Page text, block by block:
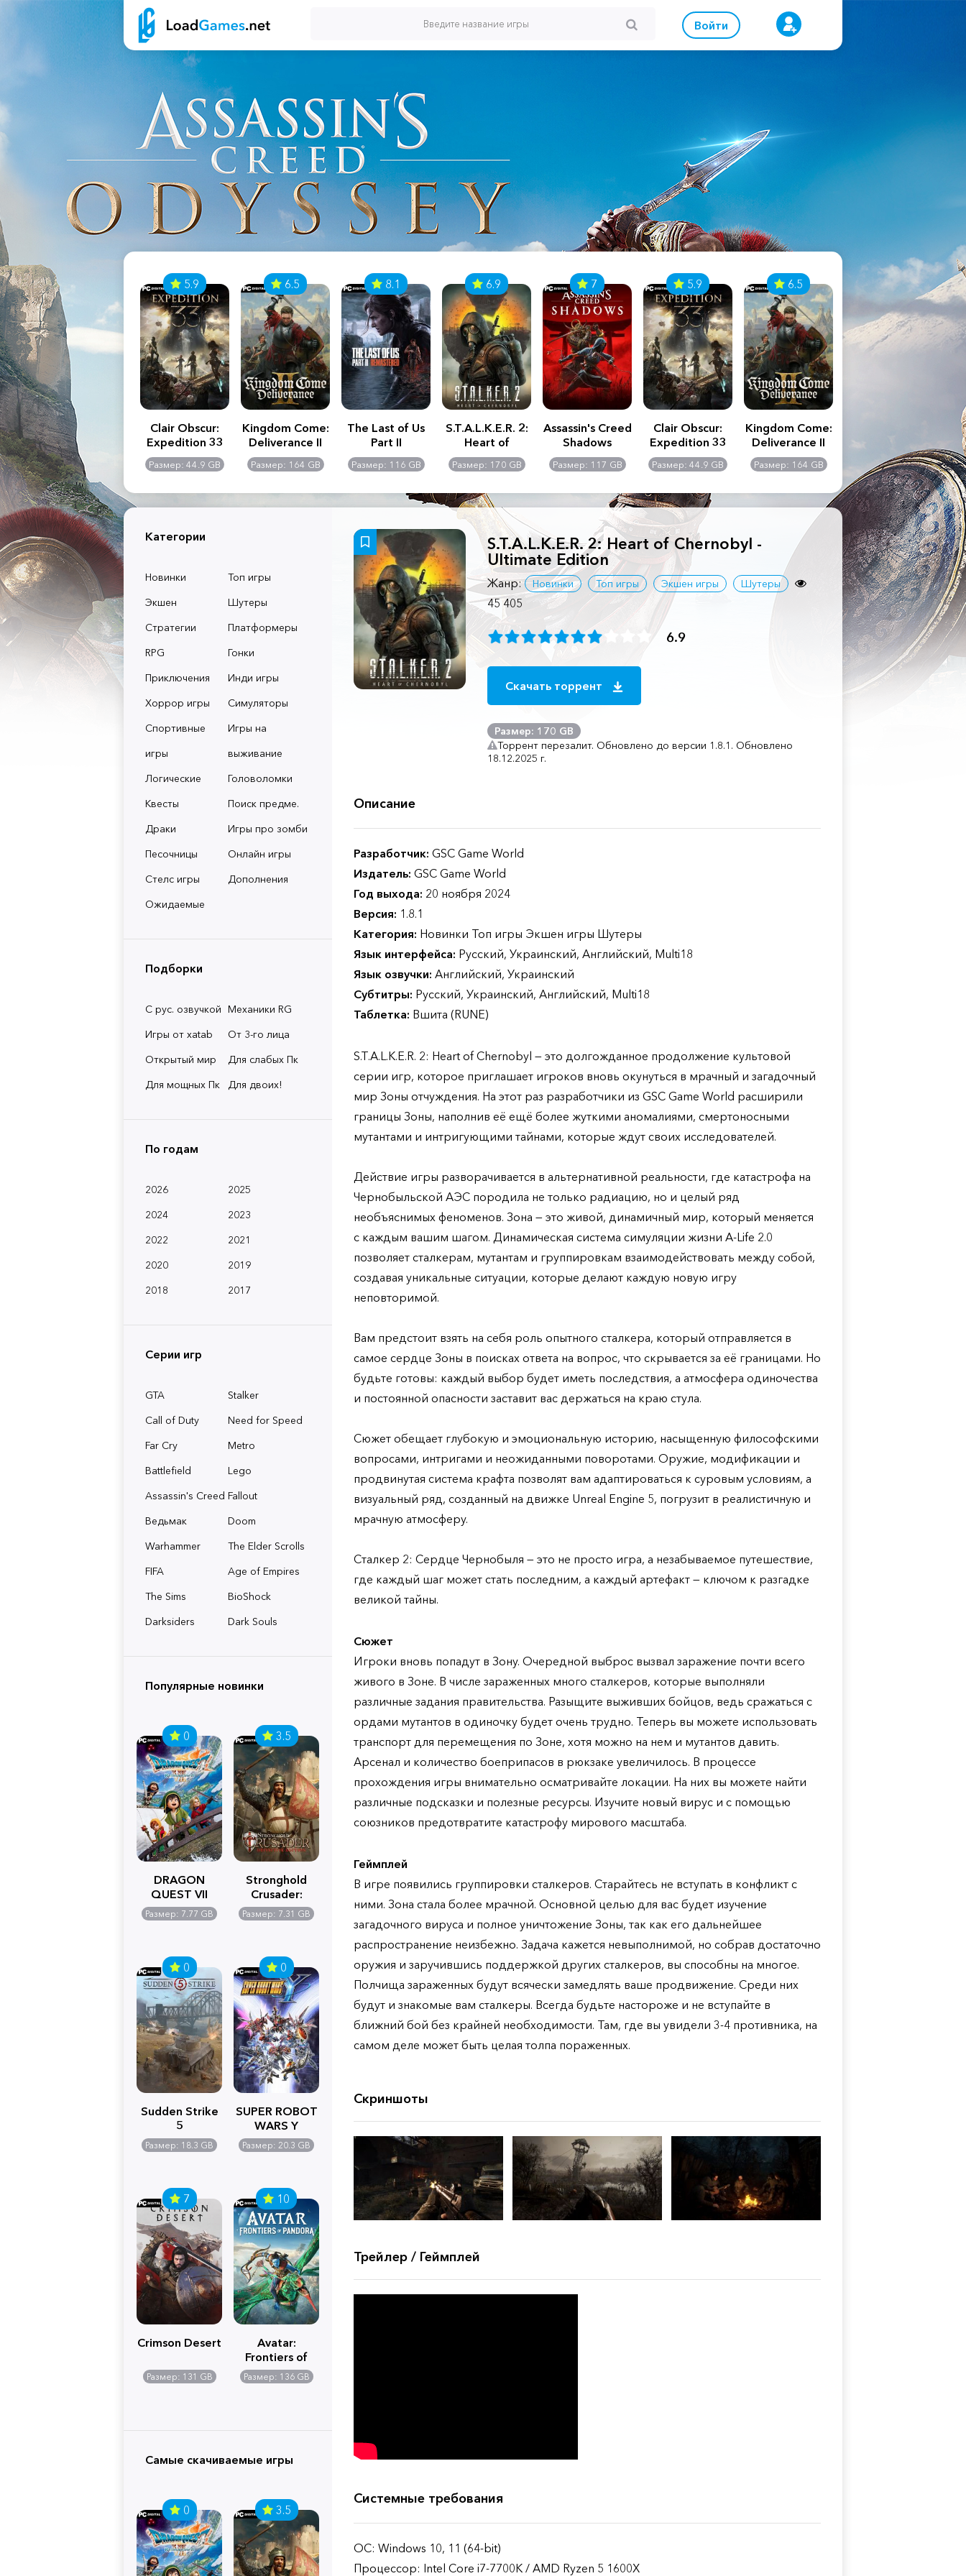
Войти
2:
-
GB
Assassin's Creed
Shadows
Размер: 117 GB
5.9
Clair Obscur:
Expedition 33
Размер: 44.9 GB
6.5
Kingdom Come:
Deliverance II
Размер: 164 GB
8.1
The Last of Us
Part II
Remastered
Размер: 116 GB
6.9
S.T.A.L.K.E.R. 2:
Heart of
Chernobyl -
Ultimate Edition
Размер: 170 GB
7
Assassin's Creed
Shadows
Размер: 117 GB
5.9
Clair Obscur:
Expedition 33
Размер: 44.9 GB
6.5
Kingdom Come:
Deliverance II
Размер: 164 GB
8.1
Remastered
Размер: 116 GB
Категории
Новинки
Топ игры
Экшен
Шутеры
Стратегии
Платформеры
RPG
Гонки
Приключения
Инди игры
Хоррор игры
Симуляторы
Спортивные
игры
Игры на
выживание
Логические
Головоломки
Квесты
Поиск предме.
Драки
Игры про зомби
Песочницы
Онлайн игры
Стелс игры
Дополнения
Ожидаемые
Подборки
С рус. озвучкой Механики RG
Игры от xatab
От 3-го лица
Открытый мир
Для слабых Пк
Для мощных Пк
Для двоих!
По годам
2026
2025
2024
2023
2022
2021
2020
2019
2018
2017
Серии игр
GTA
Stalker
Call of Duty
Need for Speed
Far Cry
Metro
Battlefield
Lego
Assassin's Creed Fallout
Ведьмак
Doom
Warhammer
The Elder Scrolls
FIFA
Age of Empires
The Sims
BioShock
Darksiders
Dark Souls
Популярные новинки
0
DRAGON
QUEST VII
Reimagined
Размер: 7.77 GB
3.5
Stronghold
Crusader:
Definitive
Edition
Размер: 7.31 GB
0
Sudden Strike
5
Размер: 18.3 GB
0
SUPER ROBOT
WARS Y
Размер: 20.3 GB
7
Crimson Desert
Размер: 131 GB
10
Avatar:
Frontiers of
Pandora
Размер: 136 GB
Самые скачиваемые игры
0 3.5
S.T.A.L.K.E.R. 2: Heart of Chernobyl -
Ultimate Edition
Жанр: Новинки Топ игры Экшен игры Шутеры
45 405
6.9
Скачать торрент
Размер: 170 GB
Торрент перезалит. Обновлено до версии 1.8.1. Обновлено
18.12.2025 г.
Описание
Разработчик: GSC Game World
Издатель: GSC Game World
Год выхода: 20 ноября 2024
Версия: 1.8.1
Категория: Новинки Топ игры Экшен игры Шутеры
Язык интерфейса: Русский, Украинский, Английский, Multi18
Язык озвучки: Английский, Украинский
Субтитры: Русский, Украинский, Английский, Multi18
Таблетка: Вшита (RUNE)
S.T.A.L.K.E.R. 2: Heart of Chernobyl — это долгожданное продолжение культовой
серии игр, которое приглашает игроков вновь окунуться в мрачный и загадочный
мир Зоны отчуждения. На этот раз разработчики из GSC Game World расширили
границы Зоны, наполнив её ещё более жуткими аномалиями, смертоносными
мутантами и интригующими тайнами, которые ждут своих исследователей.
Действие игры разворачивается в альтернативной реальности, где катастрофа на
Чернобыльской АЭС породила не только радиацию, но и целый ряд
необъяснимых феноменов. Зона — это живой, динамичный мир, который меняется
с каждым вашим шагом. Динамическая система симуляции жизни A-Life 2.0
позволяет сталкерам, мутантам и группировкам взаимодействовать между собой,
создавая уникальные ситуации, которые делают каждую новую игру
неповторимой.
Вам предстоит взять на себя роль опытного сталкера, который отправляется в
самое сердце Зоны в поисках ответа на вопрос, что скрывается за её границами. Но
будьте готовы: каждый выбор будет иметь последствия, а атмосфера одиночества
и постоянной опасности заставит вас держаться на краю стула.
Сюжет обещает глубокую и эмоциональную историю, насыщенную философскими
вопросами, интригами и неожиданными поворотами. Оружие, модификации и
продвинутая система крафта позволят вам адаптироваться к суровым условиям, а
визуальный ряд, созданный на движке Unreal Engine 5, погрузит в реалистичную и
мрачную атмосферу.
Сталкер 2: Сердце Чернобыля — это не просто игра, а незабываемое путешествие,
где каждый шаг может стать последним, а каждый артефакт — ключом к разгадке
великой тайны.
Сюжет
Игроки вновь попадут в Зону. Очередной выброс вызвал заражение почти всего
живого в Зоне. В числе зараженных много сталкеров, которые выполняли
различные задания правительства. Разыщите выживших бойцов, ведь сражаться с
ордами мутантов в одиночку будет очень трудно. Теперь вы можете использовать
транспорт для перемещения по Зоне, хотя можно на нем и мутантов давить.
Арсенал и количество боеприпасов в рюкзаке увеличилось. В процессе
прохождения игры внимательно осматривайте локации. На них вы можете найти
различные подсказки и полезные ресурсы. Изучите новый вирус и с помощью
союзников предотвратите катастрофу мирового масштаба.
Геймплей
В игре появились группировки сталкеров. Старайтесь не вступать в конфликт с
ними. Зона стала более мрачной. Основной целью для вас будет изучение
загадочного вируса и полное уничтожение Зоны, так как его дальнейшее
распространение неизбежно. Задача кажется невыполнимой, но собрав достаточно
оружия и заручившись поддержкой других сталкеров, вы способны на многое.
Полчища зараженных будут всячески замедлять ваше продвижение. Среди них
будут и знакомые вам сталкеры. Всегда будьте настороже и не вступайте в
ближний бой без крайней необходимости. Там, где вы увидели 3-4 противника, на
самом деле может быть целая толпа пораженных.
Скриншоты
Трейлер / Геймплей
Системные требования
ОС: Windows 10, 11 (64-bit)
Процессор: Intel Core i7-7700K / AMD Ryzen 5 1600X